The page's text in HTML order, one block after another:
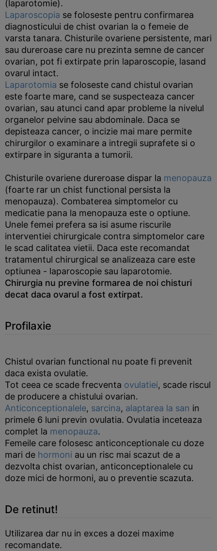
(laparotomie).
Laparoscopia se foloseste pentru confirmarea
diagnosticului de chist ovarian la o femeie de
varsta tanara. Chisturile ovariene persistente, mari
sau dureroase care nu prezinta semne de cancer
ovarian, pot fi extirpate prin laparoscopie, lasand
ovarul intact.
Laparotomia se foloseste cand chistul ovarian
este foarte mare, cand se suspecteaza cancer
ovarian, sau atunci cand apar probleme la nivelul
organelor pelvine sau abdominale. Daca se
depisteaza cancer, o incizie mai mare permite
chirurgilor o examinare a intregii suprafete si o
extirpare in siguranta a tumorii.
Chisturile ovariene dureroase dispar la menopauza
(foarte rar un chist functional persista la
menopauza). Combaterea simptomelor cu
medicatie pana la menopauza este o optiune.
Unele femei prefera sa isi asume riscurile
interventiei chirurgicale contra simptomelor care
le scad calitatea vietii. Daca este recomandat
tratamentul chirurgical se analizeaza care este
optiunea - laparoscopie sau laparotomie.
Chirurgia nu previne formarea de noi chisturi
decat daca ovarul a fost extirpat.
Profilaxie
Chistul ovarian functional nu poate fi prevenit
daca exista ovulatie.
Tot ceea ce scade frecventa ovulatiei, scade riscul
de producere a chistului ovarian.
Anticonceptionalele, sarcina, alaptarea la san in
primele 6 luni previn ovulatia. Ovulatia inceteaza
complet la menopauza.
Femeile care folosesc anticonceptionale cu doze
mari de hormoni au un risc mai scazut de a
dezvolta chist ovarian, anticonceptionalele cu
doze mici de hormoni, au o preventie scazuta.
De retinut!
Utilizarea dar nu in exces a dozei maxime
recomandate.